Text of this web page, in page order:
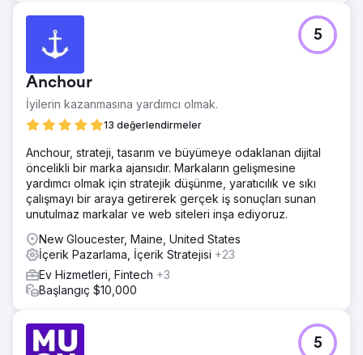
Anchour
İyilerin kazanmasına yardımcı olmak.
13 değerlendirmeler
5
Anchour, strateji, tasarım ve büyümeye odaklanan dijital
öncelikli bir marka ajansıdır. Markaların gelişmesine
yardımcı olmak için stratejik düşünme, yaratıcılık ve sıkı
çalışmayı bir araya getirerek gerçek iş sonuçları sunan
unutulmaz markalar ve web siteleri inşa ediyoruz.
New Gloucester, Maine, United States
İçerik Pazarlama, İçerik Stratejisi +23
Ev Hizmetleri, Fintech +3
Başlangıç $10,000
5